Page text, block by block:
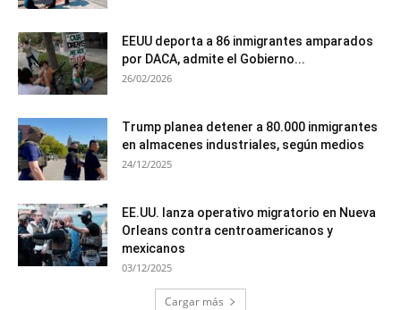
EEUU deporta a 86 inmigrantes amparados
por DACA, admite el Gobierno...
26/02/2026
Trump planea detener a 80.000 inmigrantes
en almacenes industriales, según medios
24/12/2025
EE.UU. lanza operativo migratorio en Nueva
Orleans contra centroamericanos y
mexicanos
03/12/2025
Cargar más